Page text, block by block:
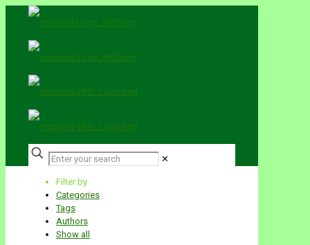
✕
Filter by
Categories
Tags
Authors
Show all